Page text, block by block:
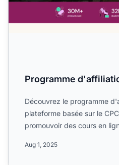
Programme
Découvrez le programme
plateforme basée sur le
promouvoir des cours en
Aug 1, 2025